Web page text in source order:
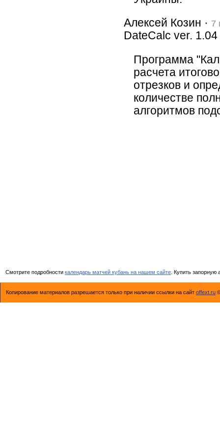
Алексей Козин · 7
DateCalc ver.
Программа
расчета
отрезков и
количестве
алгоритмов
Смотрите подробности календарь матчей кубань на нашем сайте . Купить
Копирование материалов разрешается только при наличии ссылки на сайт offext.ru